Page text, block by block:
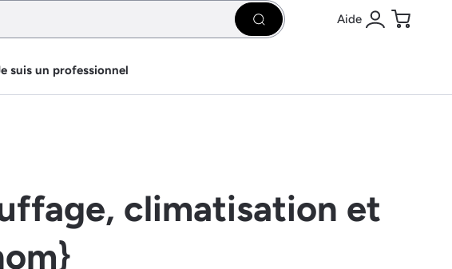
Rechercher Aide
Se connecter
Panier
suis un professionnel
climatisation et